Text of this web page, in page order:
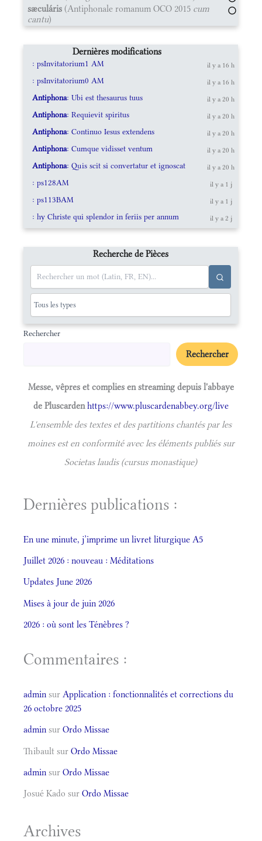
sæculáris (Antiphonale romanum OCO 2015 cum
cantu)
Dernières modifications
: psInvitatorium1 AM il y a 16 h
: psInvitatorium0 AM il y a 16 h
Antiphona: Ubi est thesaurus tuus il y a 20 h
Antiphona: Requievit spiritus il y a 20 h
Antiphona: Continuo Iesus extendens il y a 20 h
Antiphona: Cumque vidisset ventum il y a 20 h
Antiphona: Quis scit si convertatur et ignoscat il y a 20 h
: ps128AM il y a 1 j
: ps113BAM il y a 1 j
: hy Christe qui splendor in feriis per annum il y a 2 j
Recherche de Pièces
Rechercher
Rechercher
Messe, vêpres et complies en streaming depuis l'abbaye
de Pluscardenhttps://www.pluscardenabbey.org/live
L'ensemble des textes et des partitions chantés par les
moines est en conformité avec les éléments publiés sur
Societas laudis (cursus monastique)
Dernières publications :
En une minute, j’imprime un livret liturgique A5
Juillet 2026 : nouveau : Méditations
Updates June 2026
Mises à jour de juin 2026
2026 : où sont les Ténèbres ?
Commentaires :
admin sur Application : fonctionnalités et corrections du
26 octobre 2025
admin sur Ordo Missae
Thibault sur Ordo Missae
admin sur Ordo Missae
Josué Kado sur Ordo Missae
Archives